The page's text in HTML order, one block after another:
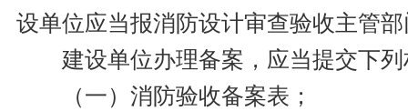
设单位应当报消防设计审查验收主管
建设单位办理备案，应当提交下
（一）消防验收备案表；